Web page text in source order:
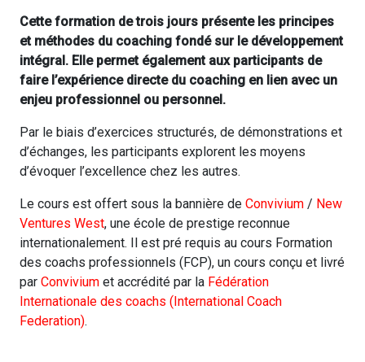
Cette formation de trois jours présente les principes
et méthodes du coaching fondé sur le développement
intégral. Elle permet également aux participants de
faire l’expérience directe du coaching en lien avec un
enjeu professionnel ou personnel.
Par le biais d’exercices structurés, de démonstrations et
d’échanges, les participants explorent les moyens
d’évoquer l’excellence chez les autres.
Le cours est offert sous la bannière de Convivium / New
Ventures West, une école de prestige reconnue
internationalement. Il est pré requis au cours Formation
des coachs professionnels (FCP), un cours conçu et livré
par Convivium et accrédité par la Fédération
Internationale des coachs (International Coach
Federation).